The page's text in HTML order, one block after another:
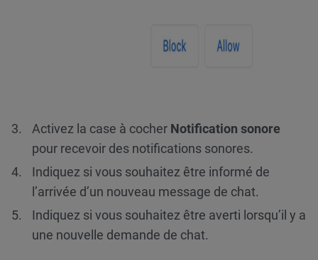
Activez la case à cocher Notification sonore
pour recevoir des notifications sonores.
Indiquez si vous souhaitez être informé de
l’arrivée d’un nouveau message de chat.
Indiquez si vous souhaitez être averti lorsqu’il y a
une nouvelle demande de chat.